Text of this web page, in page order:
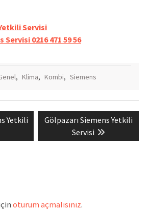
Servisi
Servisi 0216 471 59 56
, Klima, Kombi, Siemens
Yetkili
Next
Gölpazarı Siemens Yetkili
Servisi
oturum açmalısınız.